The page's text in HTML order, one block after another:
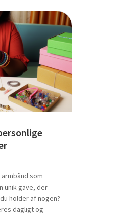
som
unik gave, der
holder af nogen?
dagligt og